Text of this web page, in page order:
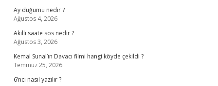
Ay düğümü nedir ?
Ağustos 4, 2026
Akıllı saate sos nedir ?
Ağustos 3, 2026
Kemal Sunal’ın Davacı filmi hangi köyde çekildi ?
Temmuz 25, 2026
6’ncı nasıl yazılır ?